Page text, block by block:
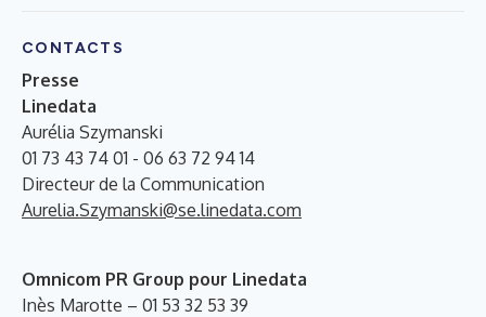
CONTACTS
Presse
Linedata
Aurélia Szymanski
01 73 43 74 01 - 06 63 72 94 14
Directeur de la Communication
Aurelia.Szymanski@se.linedata.com
Omnicom PR Group pour Linedata
Inès Marotte – 01 53 32 53 39